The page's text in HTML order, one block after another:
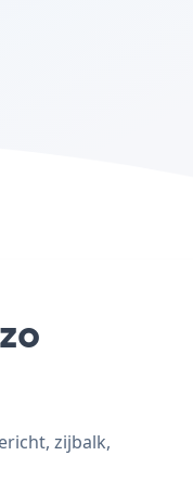
zijbalk,